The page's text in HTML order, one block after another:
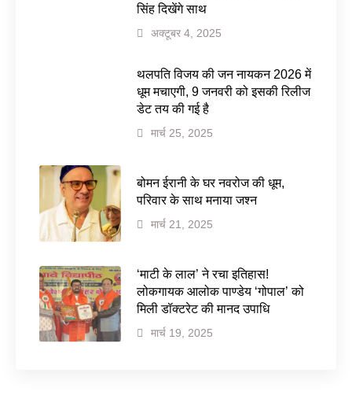
सिंह दिखेंगे साथ
अक्टूबर 4, 2025
थलपति विजय की जन नायकन 2026 में
धूम मचाएगी, 9 जनवरी को इसकी रिलीज
डेट तय की गई है
मार्च 25, 2025
बोमन ईरानी के घर नवरोज की धूम,
परिवार के साथ मनाया जश्न
मार्च 21, 2025
‘माटी के लाल’ ने रचा इतिहास!
लोकगायक आलोक पाण्डेय ‘गोपाल’ को
मिली डॉक्टरेट की मानद उपाधि
मार्च 19, 2025